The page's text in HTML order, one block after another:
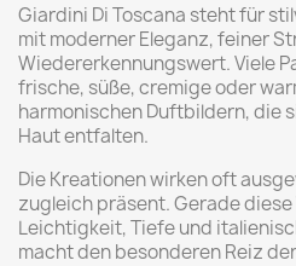
Giardini Di Toscana steht für
mit moderner Eleganz, feiner
Wiedererkennungswert. Viele
frische, süße, cremige oder
harmonischen Duftbildern, die
Haut entfalten.
Die Kreationen wirken oft
zugleich präsent. Gerade
Leichtigkeit, Tiefe und
macht den besonderen Reiz